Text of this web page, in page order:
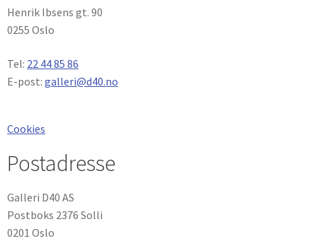
Henrik Ibsens gt. 90
0255 Oslo
Tel: 22 44 85 86
E-post: galleri@d40.no
Cookies
Postadresse
Galleri D40 AS
Postboks 2376 Solli
0201 Oslo